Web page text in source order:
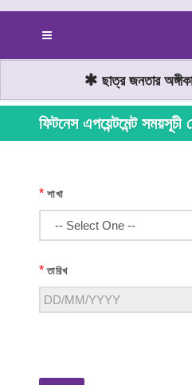
ছাত্র জনতার
ফিটনেস এপয়েন্টমেন্ট সময়সূচী
* শাখা
* তারিখ